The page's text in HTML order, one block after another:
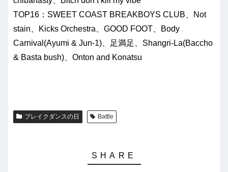
TOP16：SWEET COAST BREAKBOYS CLUB、Not
stain、Kicks Orchestra、GOOD FOOT、Body
Carnival(Ayumi & Jun-1)、足満足、Shangri-La(Baccho
& Basta bush)、Onton and Konatsu
ブレイクダンスの日 Battle